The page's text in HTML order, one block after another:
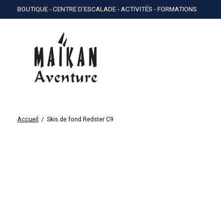
BOUTIQUE - CENTRE D'ESCALADE - ACTIVITÉS - FORMATIONS
Accueil / Skis de fond Redster C9